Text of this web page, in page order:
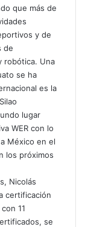
que más de
y de
de
robótica. Una
se ha
es la
lugar
WER con lo
México en el
los próximos
Nicolás
certificación
11
se